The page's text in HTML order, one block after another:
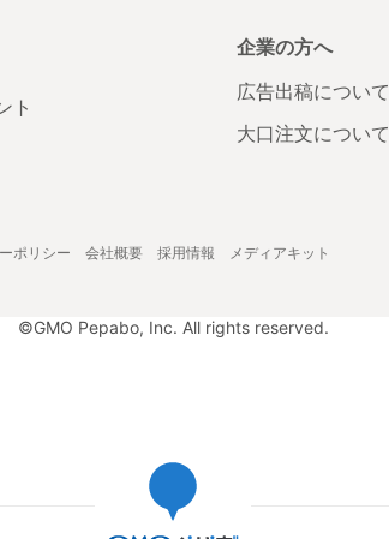
ト
企業の方へ
広告出稿について
大口注文について
ポリシー 会社概要 採用情報 メディアキット
©GMO Pepabo, Inc. All rights reserved.